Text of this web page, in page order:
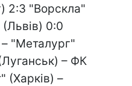
2:3 "Ворскла"
0:0
"Металург"
– ФК
(Харків) –